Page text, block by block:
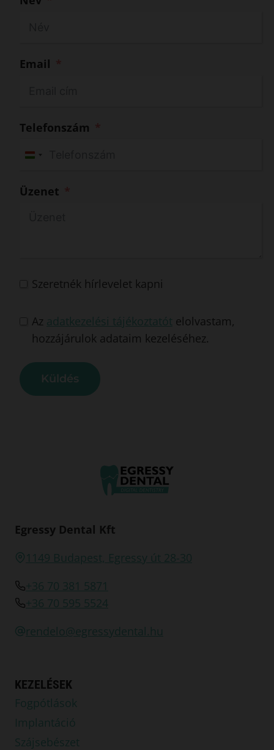
Email
Telefonszám
H
n
+
6
Üzenet
Szeretnék hírlevelet kapni
Az adatkezelési tájékoztatót elolvastam,
hozzájárulok adataim kezeléséhez.
Küldés
Egressy Dental Kft
1149 Budapest, Egressy út 28-30
+36 70 381 5871
+36 70 595 5524
rendelo@egressydental.hu
KEZELÉSEK
Fogpótlások
Implantáció
Szájsebészet